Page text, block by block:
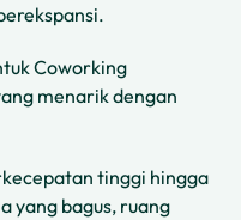
Coworking
menarik dengan
tinggi hingga
yang bagus, ruang